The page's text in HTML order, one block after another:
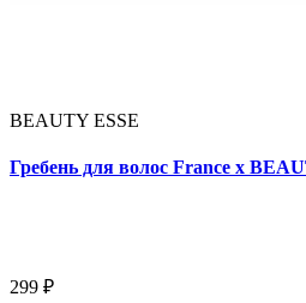
BEAUTY ESSE
Гребень для волос France x
299 ₽